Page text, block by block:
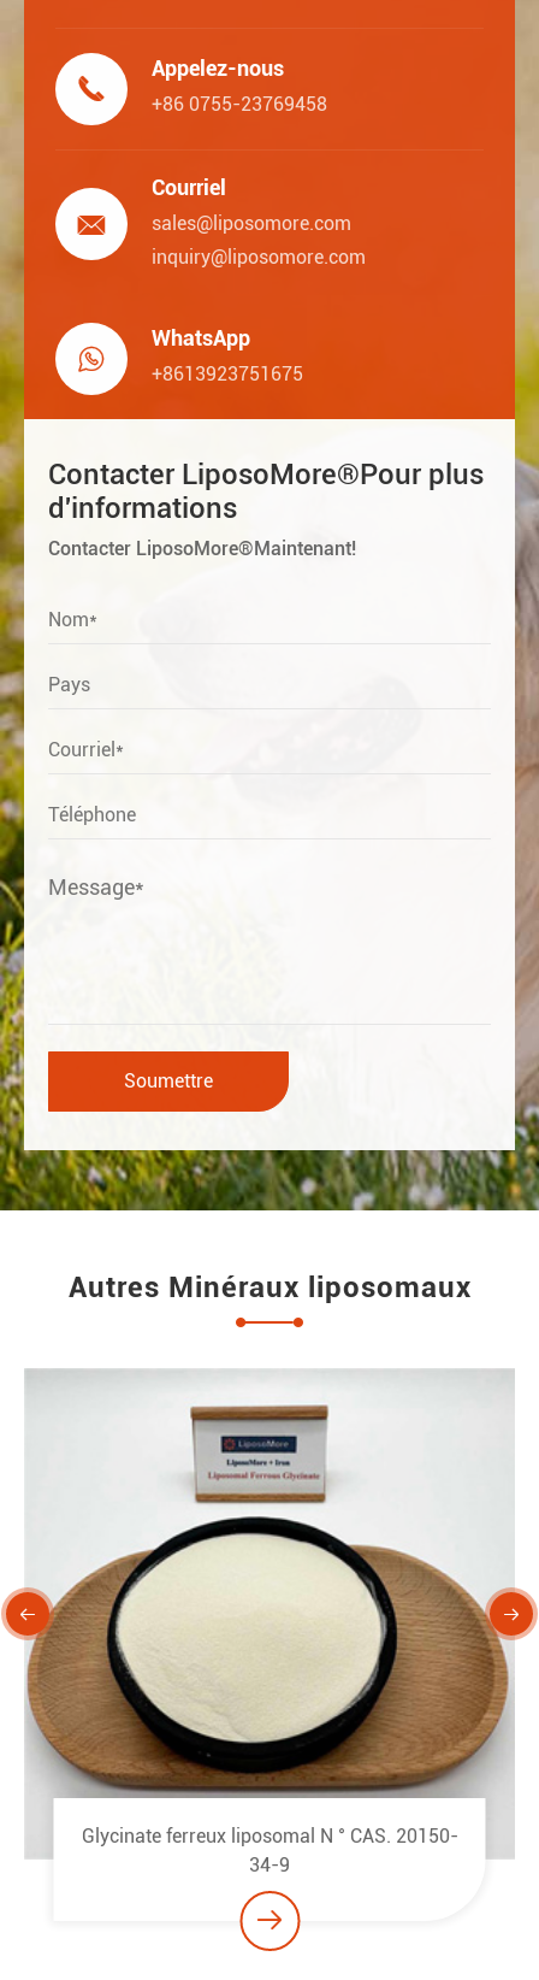

Appelez-nous
+86 0755-23769458

Courriel
sales@liposomore.com
inquiry@liposomore.com

WhatsApp
+8613923751675
Contacter LiposoMore®Pour plus
d'informations
Contacter LiposoMore®Maintenant!
Autres Minéraux liposomaux
Glycinate de magnésium liposomal N ° CAS.
14783-68-7

 